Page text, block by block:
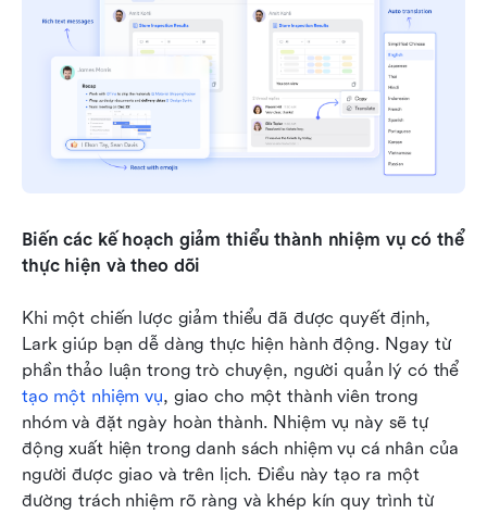
Biến các kế hoạch giảm thiểu thành nhiệm vụ có thể
thực hiện và theo dõi
Khi một chiến lược giảm thiểu đã được quyết định,
Lark giúp bạn dễ dàng thực hiện hành động. Ngay từ
tạo một nhiệm vụ, giao cho một thành viên trong
nhóm và đặt ngày hoàn thành. Nhiệm vụ này sẽ tự
động xuất hiện trong danh sách nhiệm vụ cá nhân của
người được giao và trên lịch. Điều này tạo ra một
đường trách nhiệm rõ ràng và khép kín quy trình từ